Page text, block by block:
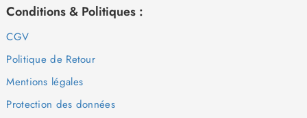
Conditions & Politiques :
CGV
Politique de Retour
Mentions légales
Protection des données